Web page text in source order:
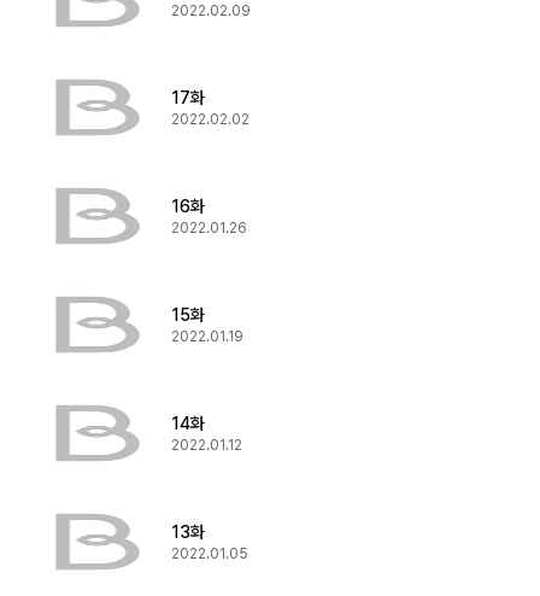
2022.02.09
17화
2022.02.02
16화
2022.01.26
15화
2022.01.19
14화
2022.01.12
13화
2022.01.05